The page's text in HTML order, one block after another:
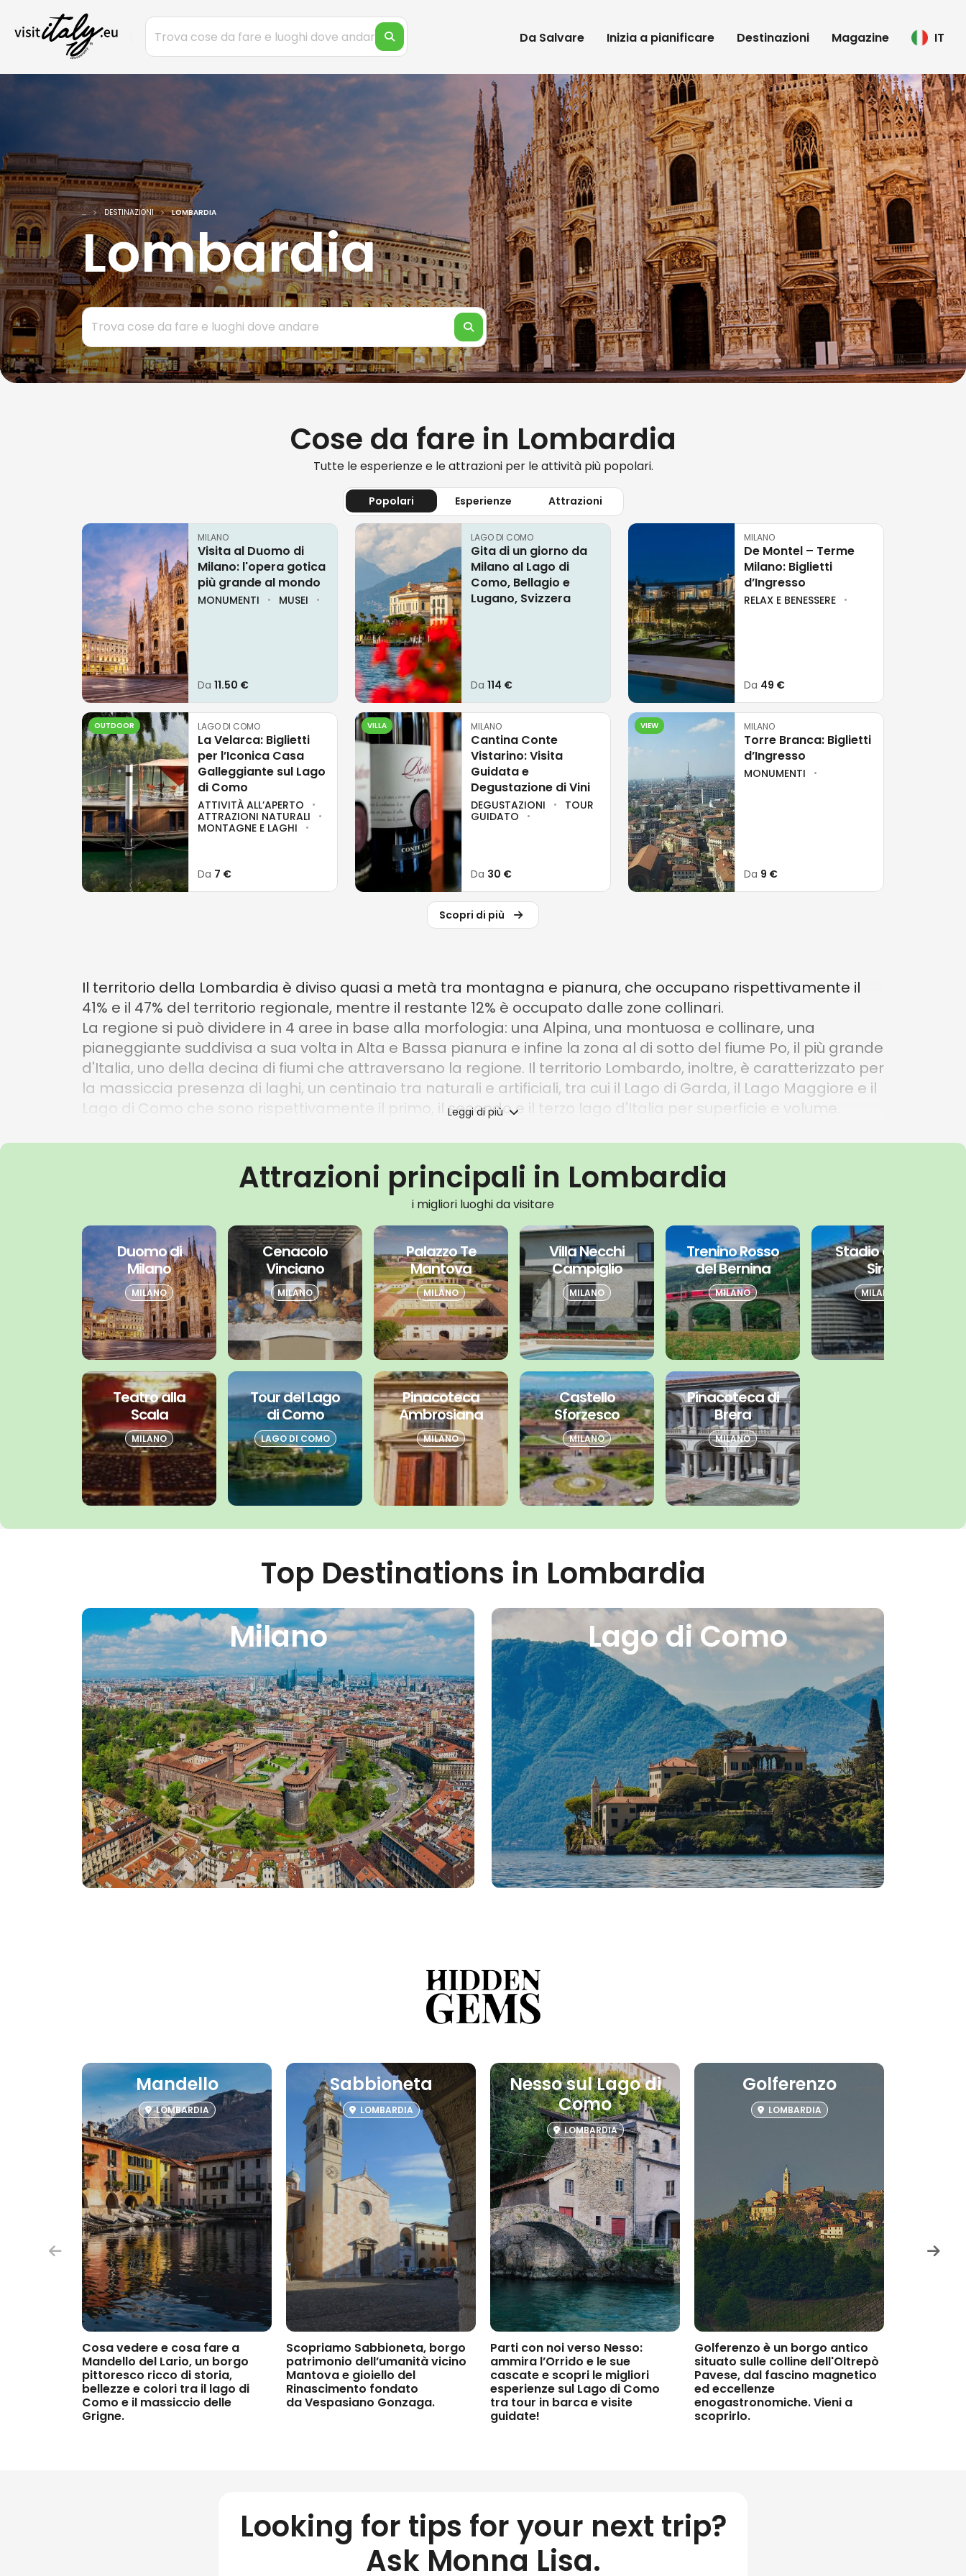
Da Salvare Inizia a pianificare Destinazioni Magazine IT
... DESTINAZIONI LOMBARDIA
Lombardia
Cose da fare in Lombardia
Tutte le esperienze e le attrazioni per le attività più popolari.
Popolari Esperienze Attrazioni
MILANO
Visita al Duomo di
Milano: l'opera gotica
più grande al mondo
MONUMENTI MUSEI
Da11.50 €
LAGO DI COMO
Gita di un giorno da
Milano al Lago di
Como, Bellagio e
Lugano, Svizzera
Da114 €
MILANO
De Montel – Terme
Milano: Biglietti
d’Ingresso
RELAX E BENESSERE
Da 49 €
OUTDOOR LAGO DI COMO
La Velarca: Biglietti
per l’Iconica Casa
Galleggiante sul Lago
di Como
ATTIVITÀ ALL’APERTO
ATTRAZIONI NATURALI
MONTAGNE E LAGHI
Da 7 €
VILLA MILANO
Cantina Conte
Vistarino: Visita
Guidata e
Degustazione di Vini
DEGUSTAZIONI
TOUR
GUIDATO
Da 30 €
VIEW MILANO
Torre Branca: Biglietti
d’Ingresso
MONUMENTI
Da 9 €
Scopri di più
Il territorio della Lombardia è diviso quasi a metà tra montagna e pianura, che occupano rispettivamente il
41% e il 47% del territorio regionale, mentre il restante 12% è occupato dalle zone collinari.
La regione si può dividere in 4 aree in base alla morfologia: una Alpina, una montuosa e collinare, una
pianeggiante suddivisa a sua volta in Alta e Bassa pianura e infine la zona al di sotto del fiume Po, il più grande
d'Italia, uno della decina di fiumi che attraversano la regione. Il territorio Lombardo, inoltre, è caratterizzato per
la massiccia presenza di laghi, un centinaio tra naturali e artificiali, tra cui il Lago di Garda, il Lago Maggiore e il
Lago di Como che sono rispettivamente il primo, il secondo e il terzo lago d'Italia per superficie e volume.
La Lombardia è una regione del nord ovest d'Italia. Ha come capoluogo la città metropolitana di Milano e
altre 11 province (la Lombardia è la regione italiana con più province e più comuni).
Confina a nord con la Svizzera (Canton Ticino e Canton Grigioni), a ovest col Piemonte, a est col Veneto e il
Trentino-Alto Adige e a sud con l'Emilia-Romagna.
Leggi di più
Attrazioni principali in Lombardia
i migliori luoghi da visitare
Duomo di
Milano
MILANO
Cenacolo
Vinciano
MILANO
Palazzo Te
Mantova
MILANO
Villa Necchi
Campiglio
MILANO
Trenino Rosso
del Bernina
MILANO
Stadio di San
Siro
MILANO
Teatro alla
Scala
MILANO
Tour del Lago
di Como
LAGO DI COMO
Pinacoteca
Ambrosiana
MILANO
Castello
Sforzesco
MILANO
Pinacoteca di
Brera
MILANO
Top Destinations in Lombardia
Milano
Lago di Como
Mandello
LOMBARDIA
Cosa vedere e cosa fare a
Mandello del Lario, un borgo
pittoresco ricco di storia,
bellezze e colori tra il lago di
Como e il massiccio delle
Grigne.
Sabbioneta
LOMBARDIA
Scopriamo Sabbioneta, borgo
patrimonio dell’umanità vicino
Mantovae gioiello del
Rinascimento fondato
daVespasiano Gonzaga.
Nesso sul Lago di
Como
LOMBARDIA
Parti con noi verso Nesso:
ammira l’Orrido e le sue
cascatee scopri le migliori
esperienze sul Lago di Como
tra tour in barcaevisite
guidate!
Golferenzo
LOMBARDIA
Golferenzo è un borgo antico
situato sulle colline dell'Oltrepò
Pavese, dal fascino magnetico
ed eccellenze
enogastronomiche. Vieni a
scoprirlo.
Looking for tips for your next trip?
Ask Monna Lisa.